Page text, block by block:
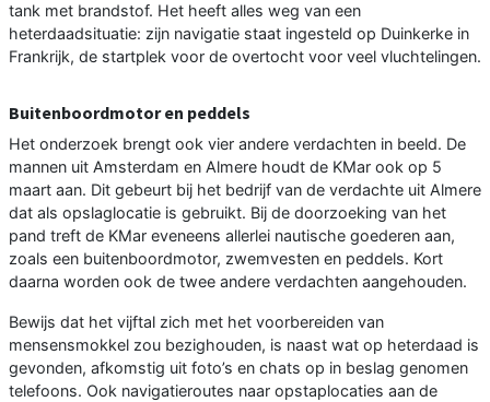
tank met brandstof. Het heeft alles weg van een
heterdaadsituatie: zijn navigatie staat ingesteld op Duinkerke in
Frankrijk, de startplek voor de overtocht voor veel vluchtelingen.
Buitenboordmotor en peddels
Het onderzoek brengt ook vier andere verdachten in beeld. De
mannen uit Amsterdam en Almere houdt de KMar ook op 5
maart aan. Dit gebeurt bij het bedrijf van de verdachte uit Almere
dat als opslaglocatie is gebruikt. Bij de doorzoeking van het
pand treft de KMar eveneens allerlei nautische goederen aan,
zoals een buitenboordmotor, zwemvesten en peddels. Kort
daarna worden ook de twee andere verdachten aangehouden.
Bewijs dat het vijftal zich met het voorbereiden van
mensensmokkel zou bezighouden, is naast wat op heterdaad is
gevonden, afkomstig uit foto’s en chats op in beslag genomen
telefoons. Ook navigatieroutes naar opstaplocaties aan de